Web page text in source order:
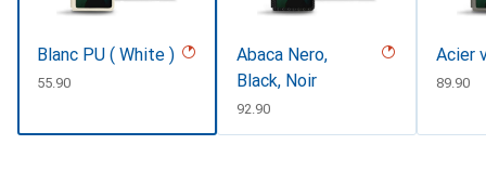
Blanc PU ( White )
CHF
55.90
Abaca Nero,
Black, Noir
CHF
92.90
Acier
CHF
89.90